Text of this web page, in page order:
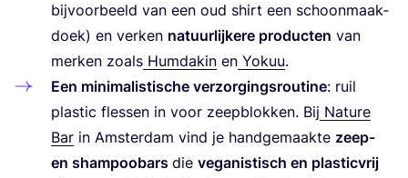
bij­voor­beeld van een oud shirt een schoon­maak­
doek) en ver­ken natuur­lij­ke­re pro­duc­ten van
mer­ken zoals Hum­da­kin en Yok­uu.
Een mini­ma­lis­ti­sche ver­zor­gings­rou­ti­ne: ruil
plas­tic fles­sen in voor zeep­blok­ken. Bij Natu­re
Bar in Amster­dam vind je hand­ge­maak­te zeep-
en sham­poo­bars die vega­nis­tisch en plas­tic­vrij